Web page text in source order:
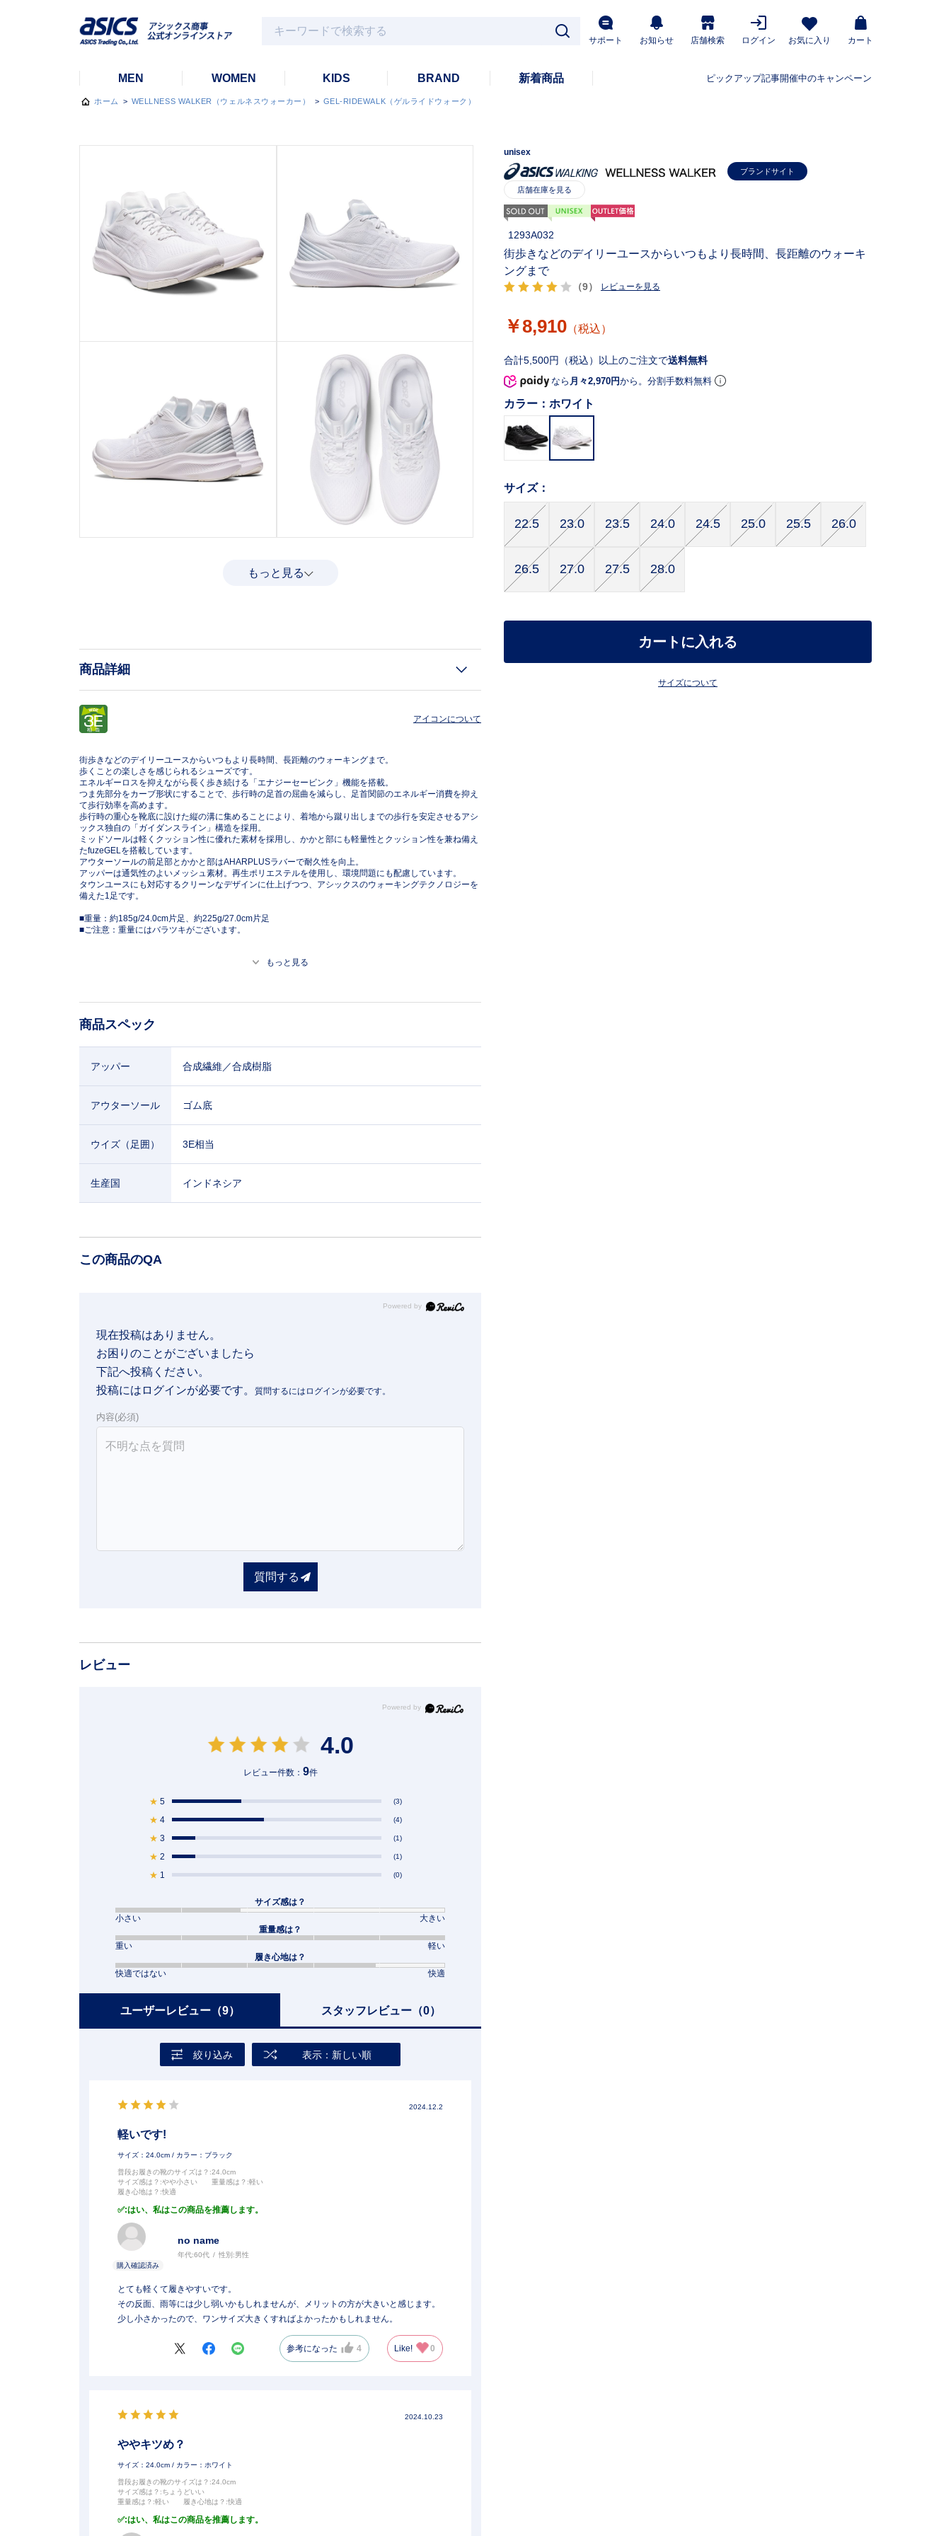
サポート お知らせ 店舗検索 ログイン お気に入り カート
MEN WOMEN KIDS BRAND 新着商品 ピックアップ記事開催中のキャンペーン
ホーム > WELLNESS WALKER（ウェルネスウォーカー） > GEL-RIDEWALK（ゲルライドウォーク）
もっと見る
商品詳細
アイコンについて
街歩きなどのデイリーユースからいつもより長時間、長距離のウォーキングまで。
歩くことの楽しさを感じられるシューズです。
エネルギーロスを抑えながら長く歩き続ける「エナジーセービンク」機能を搭載。
つま先部分をカーブ形状にすることで、歩行時の足首の屈曲を減らし、足首関節のエネルギー消費を抑え
て歩行効率を高めます。
歩行時の重心を靴底に設けた縦の溝に集めることにより、着地から蹴り出しまでの歩行を安定させるアシ
ックス独自の「ガイダンスライン」構造を採用。
ミッドソールは軽くクッション性に優れた素材を採用し、かかと部にも軽量性とクッション性を兼ね備え
たfuzeGELを搭載しています。
アウターソールの前足部とかかと部はAHARPLUSラバーで耐久性を向上。
アッパーは通気性のよいメッシュ素材。再生ポリエステルを使用し、環境問題にも配慮しています。
タウンユースにも対応するクリーンなデザインに仕上げつつ、アシックスのウォーキングテクノロジーを
備えた1足です。
■重量：約185g/24.0cm片足、約225g/27.0cm片足
■ご注意：重量にはバラツキがございます。
もっと見る
商品スペック
アッパー 合成繊維／合成樹脂
アウターソール ゴム底
ウイズ（足囲） 3E相当
生産国 インドネシア
この商品のQA
Powered by
現在投稿はありません。
お困りのことがございましたら
下記へ投稿ください。
投稿にはログインが必要です。
内容(必須)
質問する
レビュー
4.0
レビュー件数： 9件
★ 5 (3)
★ 4 (4)
★ 3 (1)
★ 2 (1)
★ 1 (0)
サイズ感は？
小さい
大きい
重量感は？
重い
軽い
履き心地は？
快適ではない
快適
ユーザーレビュー（9） スタッフレビュー（0）
絞り込み 表示：新しい順
2024.12.2
軽いです!
サイズ：24.0cm / カラー：ブラック
普段お履きの靴のサイズは？ :24.0cm
サイズ感は？ :やや小さい 重量感は？ :軽い
履き心地は？ :快適
:はい、私はこの商品を推薦します。
no name
年代:60代 性別:男性
とても軽くて履きやすいです。
その反面、雨等には少し弱いかもしれませんが、メリットの方が大きいと感じます。
少し小さかったので、ワンサイズ大きくすればよかったかもしれません。
参考になった 4 Like! 0
2024.10.23
ややキツめ？
サイズ：24.0cm / カラー：ホワイト
普段お履きの靴のサイズは？ :24.0cm
サイズ感は？ :ちょうどいい
重量感は？ :軽い 履き心地は？ :快適
:はい、私はこの商品を推薦します。
unisex
ブランドサイト
1293A032
（9） レビューを見る
街歩きなどのデイリーユースからいつもより長時間、長距離のウォーキ
ングまで
￥8,910 （税込）
合計5,500円（税込）以上のご注文で送料無料
なら 月々2,970円から。分割手数料無料
カラー： ホワイト
サイズ：
22.5 23.0 23.5 24.0 24.5 25.0 25.5 26.0
26.5 27.0 27.5 28.0
カートに入れる
サイズについて